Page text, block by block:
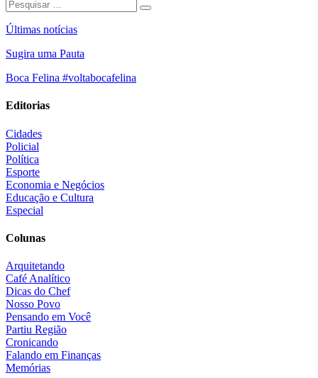
Últimas notícias
Sugira uma Pauta
Boca Felina #voltabocafelina
Editorias
Cidades
Policial
Política
Esporte
Economia e Negócios
Educação e Cultura
Especial
Colunas
Arquitetando
Café Analítico
Dicas do Chef
Nosso Povo
Pensando em Você
Partiu Região
Cronicando
Falando em Finanças
Memórias